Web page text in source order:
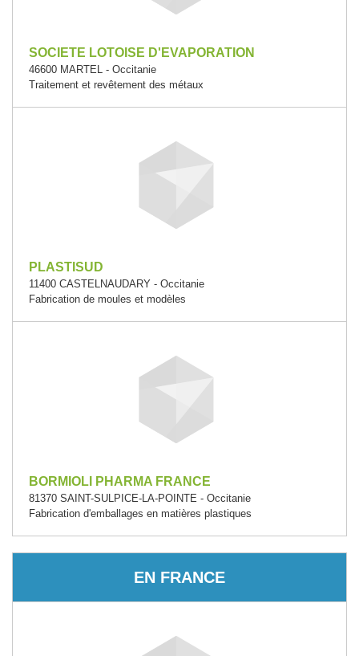
SOCIETE LOTOISE D'EVAPORATION
46600 MARTEL - Occitanie
Traitement et revêtement des métaux
PLASTISUD
11400 CASTELNAUDARY - Occitanie
Fabrication de moules et modèles
BORMIOLI PHARMA FRANCE
81370 SAINT-SULPICE-LA-POINTE - Occitanie
Fabrication d'emballages en matières plastiques
EN FRANCE